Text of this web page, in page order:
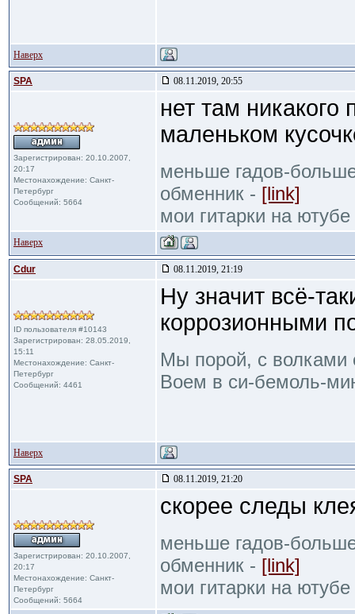
Наверх
SPA 08.11.2019, 20:55
Зарегистрирован: 20.10.2007,
20:17
Местонахождение: Санкт-
Петербург
Сообщений: 5664
нет там никакого
маленьком
меньше гадов-
обменник - [link]
мои гитарки на
Наверх
Cdur 08.11.2019, 21:19
ID пользователя #10143
Зарегистрирован: 28.05.2019,
15:11
Местонахождение: Санкт-
Петербург
Сообщений: 4461
Ну значит всё-
коррозионными
Мы порой, с волками
Воем в си-бемоль-
Наверх
SPA 08.11.2019, 21:20
Зарегистрирован: 20.10.2007,
20:17
Местонахождение: Санкт-
Петербург
Сообщений: 5664
скорее следы
меньше гадов-
обменник - [link]
мои гитарки на